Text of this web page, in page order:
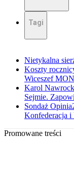
Tagi
Nietykalna
Koszty
Wiceszef
Karol
Sejmie.
Sondaż
Konfederacja i
Promowane treści